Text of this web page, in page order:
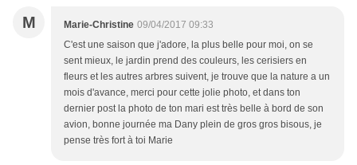
M Marie-Christine 09/04/2017 09:33
C'est une saison que j'adore, la plus belle pour moi, on se
sent mieux, le jardin prend des couleurs, les cerisiers en
fleurs et les autres arbres suivent, je trouve que la nature a un
mois d'avance, merci pour cette jolie photo, et dans ton
dernier post la photo de ton mari est très belle à bord de son
avion, bonne journée ma Dany plein de gros gros bisous, je
pense très fort à toi Marie